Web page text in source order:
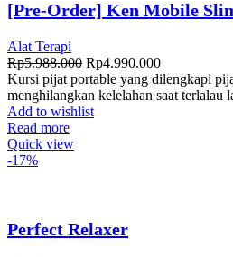
[Pre-Order] Ken Mobile
Alat Terapi
Rp5.988.000 Rp4.990.000
Kursi pijat portable yang dilengkapi
menghilangkan kelelahan saat terlalau
Add to wishlist
Read more
Quick view
-17%
Perfect Relaxer